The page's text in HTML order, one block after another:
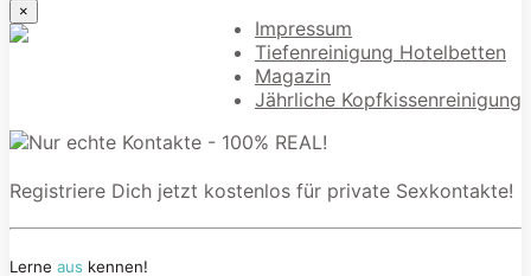
Impressum
Tiefenreinigung Hotelbetten
Magazin
Jährliche Kopfkissenreinigung
×
Registriere Dich jetzt kostenlos für private Sexkontakte!
Lerne aus kennen!